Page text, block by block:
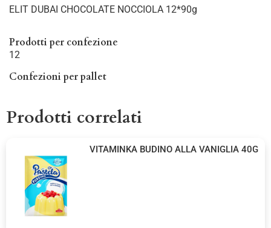
ELIT DUBAI CHOCOLATE NOCCIOLA 12*90g
Prodotti per confezione
12
Confezioni per pallet
Prodotti correlati
VITAMINKA BUDINO ALLA VANIGLIA 40G